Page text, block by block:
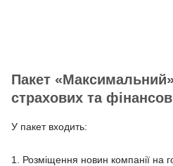
Пакет
страхових та
У пакет входить:
1. Розміщення новин компанії на